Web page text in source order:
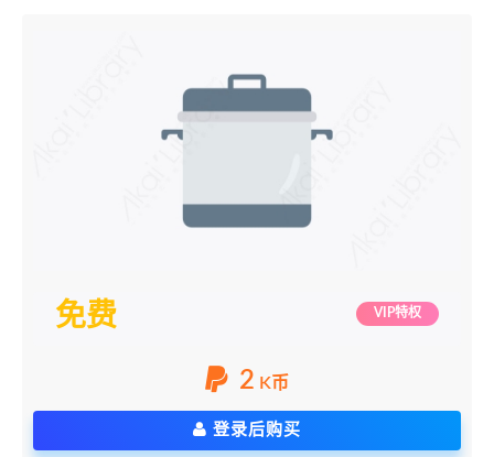
免费 VIP特权
2 K币
登录后购买